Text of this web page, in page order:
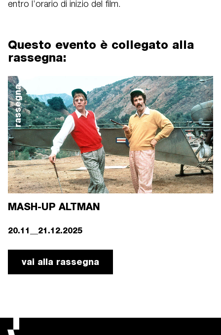
entro l’orario di inizio del film.
Questo evento è collegato alla
rassegna:
rassegna
MASH-UP ALTMAN
20.11__21.12.2025
vai alla rassegna